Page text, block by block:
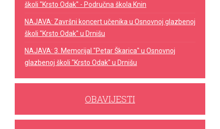
školi "Krsto Odak" - Područna škola Knin
NAJAVA: Završni koncert učenika u Osnovnoj glazbenoj
školi "Krsto Odak" u Drnišu
NAJAVA: 3. Memorijal "Petar Škarica" u Osnovnoj
glazbenoj školi "Krsto Odak" u Drnišu
OBAVIJESTI